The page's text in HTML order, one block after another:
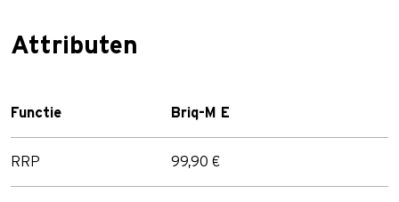
Attributen
Functie Briq-M E
RRP 99,90 €